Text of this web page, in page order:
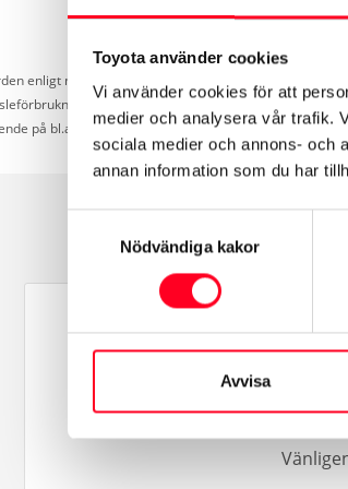
Toyota använder cookies
Vi använder cookies för att
medier och analysera vår trafik.
sociala medier och annons- och
annan information som du har
Nödvändiga kakor
Avvisa
enligt nya testcykeln WLTP som gäller för
och koldioxid (CO ) kan bli högre eller
på bl.a. temperatur, last- och dragvikt.